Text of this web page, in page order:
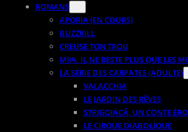
ROMANS
APORIA (EN COURS)
BUZZKILL
CREUSE TON TROU
M9A. IL NE RESTE PLUS QUE LES
LA SÉRIE DES CARPATES (ADULTE)
VALACCHIA
LE JARDIN DES RÊVES
STRIGOIACĂ, UN CONTE
LE CIRQUE DIABOLIQUE